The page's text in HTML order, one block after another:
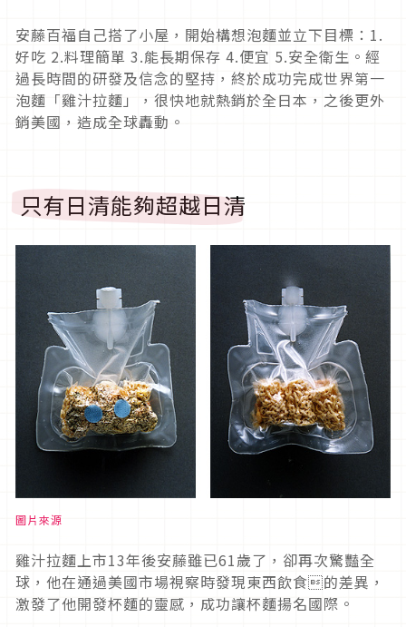
安藤百福自己搭了小屋，開始構想泡麵並立下目標：1.
好吃 2.料理簡單 3.能長期保存 4.便宜 5.安全衛生。經
過長時間的研發及信念的堅持，終於成功完成世界第一
泡麵「雞汁拉麵」，很快地就熱銷於全日本，之後更外
銷美國，造成全球轟動。
只有日清能夠超越日清
圖片來源
雞汁拉麵上市13年後安藤雖已61歲了，卻再次驚豔全
球，他在通過美國市場視察時發現東西飲食的差異，
激發了他開發杯麵的靈感，成功讓杯麵揚名國際。